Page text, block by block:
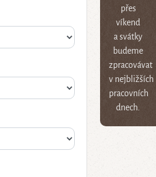
přes
víkend
a svátky
budeme
zpracovávat
v nejbližších
pracovních
dnech.